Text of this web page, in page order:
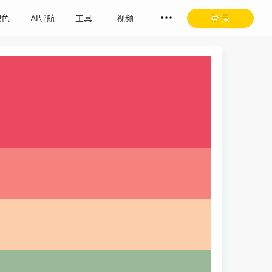
AI导航 工具 视频 登 录